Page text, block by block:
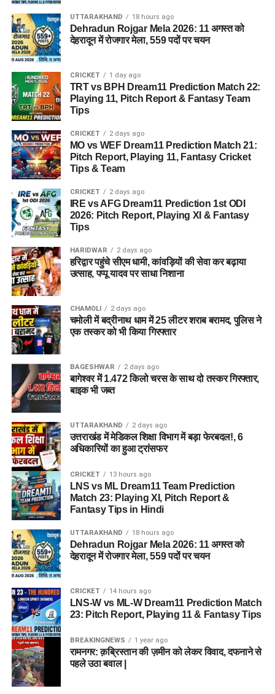
UTTARAKHAND 18 hours ago
Dehradun Rojgar Mela 2026: 11 अगस्त को
देहरादून में रोजगार मेला, 559 पदों पर चयन
CRICKET 1 day ago
TRT vs BPH Dream11 Prediction Match 22:
Playing 11, Pitch Report & Fantasy Team
Tips
CRICKET 2 days ago
MO vs WEF Dream11 Prediction Match 21:
Pitch Report, Playing 11, Fantasy Cricket
Tips & Team
CRICKET 2 days ago
IRE vs AFG Dream11 Prediction 1st ODI
2026: Pitch Report, Playing XI & Fantasy
Tips
HARIDWAR 2 days ago
हरिद्वार पहुंचे सीएम धामी, कांवड़ियों की सेवा कर बढ़ाया
उत्साह, पप्पू यादव पर साधा निशाना
CHAMOLI 2 days ago
चमोली में बद्रीनाथ धाम में 25 लीटर शराब बरामद, पुलिस ने
एक तस्कर को भी किया गिरफ्तार
BAGESHWAR 2 days ago
बागेश्वर में 1.472 किलो चरस के साथ दो तस्कर गिरफ्तार,
बाइक भी जब्त
UTTARAKHAND 2 days ago
उत्तराखंड में मेडिकल शिक्षा विभाग में बड़ा फेरबदल!, 6
अधिकारियों का हुआ ट्रांसफर
CRICKET 13 hours ago
LNS vs ML Dream11 Team Prediction
Match 23: Playing XI, Pitch Report &
Fantasy Tips in Hindi
UTTARAKHAND 18 hours ago
Dehradun Rojgar Mela 2026: 11 अगस्त को
देहरादून में रोजगार मेला, 559 पदों पर चयन
CRICKET 14 hours ago
LNS-W vs ML-W Dream11 Prediction Match
23: Pitch Report, Playing 11 & Fantasy Tips
BREAKINGNEWS 1 year ago
रामनगर: क़ब्रिस्तान की ज़मीन को लेकर विवाद, दफनाने से
पहले उठा बवाल |